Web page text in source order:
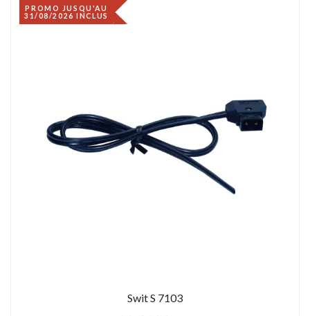
PROMO JUSQU'AU
31/08/2026 INCLUS
Swit S 7103